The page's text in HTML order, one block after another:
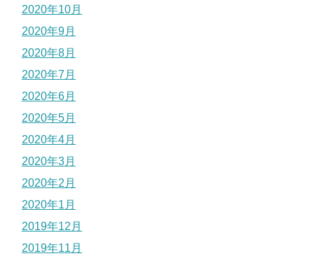
2020年10月
2020年9月
2020年8月
2020年7月
2020年6月
2020年5月
2020年4月
2020年3月
2020年2月
2020年1月
2019年12月
2019年11月